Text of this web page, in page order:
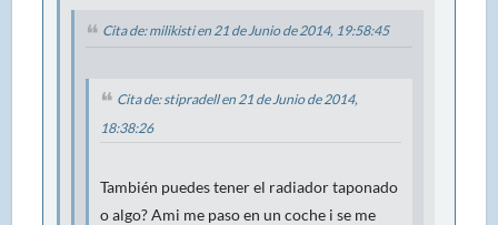
Cita de: milikisti en 21 de Junio de 2014, 19:58:45
Cita de: stipradell en 21 de Junio de 2014,
18:38:26
También puedes tener el radiador taponado
o algo? Ami me paso en un coche i se me